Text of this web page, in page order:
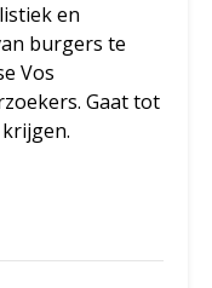
en
burgers te
Vos
Gaat tot